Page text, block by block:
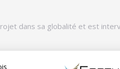
dans sa globalité et est